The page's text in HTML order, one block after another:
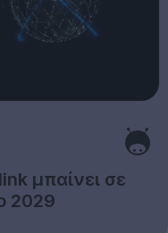
μπαίνει σε
2029